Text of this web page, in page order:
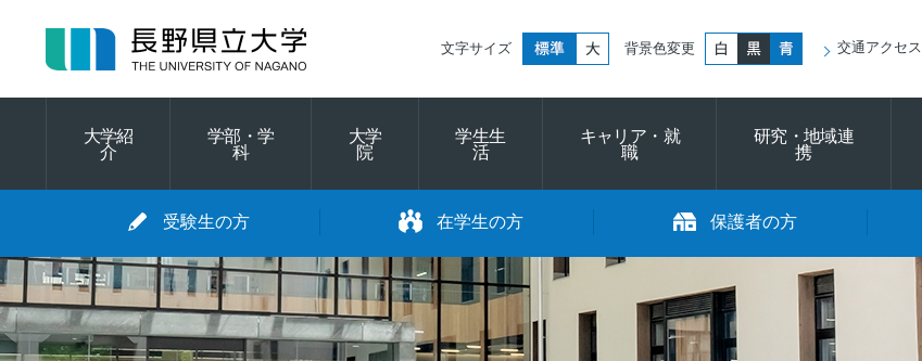
バ
シ
ョ
ン
へ
ル
ョ
ン
へ
ー
文字サイズ 背景色変更 交通アクセス
大学紹
介
学部・学
科
大学
院
学生生
活
キャリア・就
職
研究・地域連
携
受験生の方 在学生の方 保護者の方